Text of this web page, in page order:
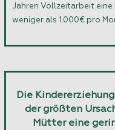
Jahren Vollzeitarbeit
weniger als 1.000€ pro
Die
der größten
Mütter eine